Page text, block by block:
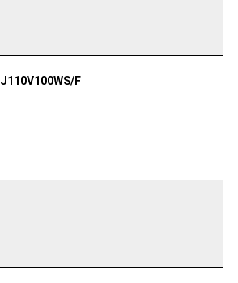
J110V100WS/F